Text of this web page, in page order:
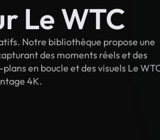
Le WTC
Notre bibliothèque propose une
des moments réels et des
en boucle et des visuels Le
4K.